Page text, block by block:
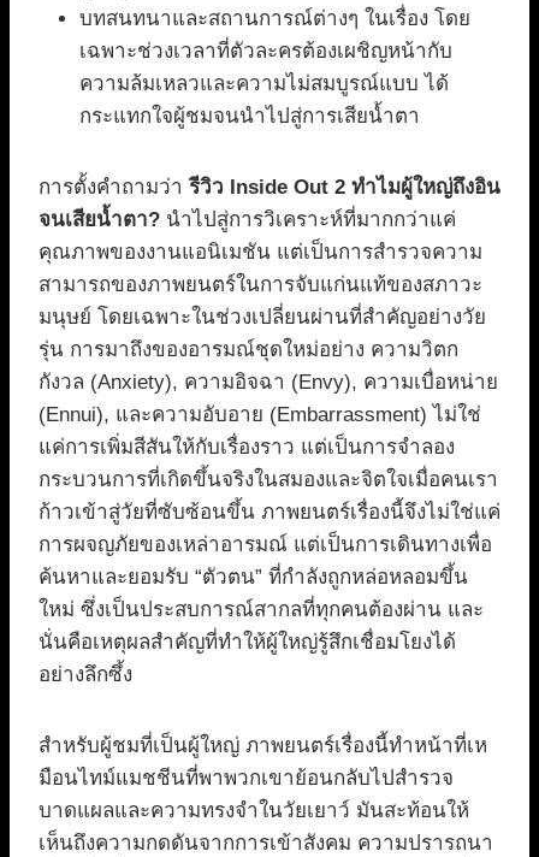
บทสนทนาและสถานการณ์ต่างๆ ในเรื่อง โดย
เฉพาะช่วงเวลาที่ตัวละครต้องเผชิญหน้ากับ
ความล้มเหลวและความไม่สมบูรณ์แบบ ได้
กระแทกใจผู้ชมจนนำไปสู่การเสียน้ำตา
การตั้งคำถามว่ารีวิว Inside Out 2 ทำไมผู้ใหญ่ถึงอิน
จนเสียน้ำตา? นำไปสู่การวิเคราะห์ที่มากกว่าแค่
คุณภาพของงานแอนิเมชัน แต่เป็นการสำรวจความ
สามารถของภาพยนตร์ในการจับแก่นแท้ของสภาวะ
มนุษย์ โดยเฉพาะในช่วงเปลี่ยนผ่านที่สำคัญอย่างวัย
รุ่น การมาถึงของอารมณ์ชุดใหม่อย่าง ความวิตก
กังวล (Anxiety), ความอิจฉา (Envy), ความเบื่อหน่าย
(Ennui), และความอับอาย (Embarrassment) ไม่ใช่
แค่การเพิ่มสีสันให้กับเรื่องราว แต่เป็นการจำลอง
กระบวนการที่เกิดขึ้นจริงในสมองและจิตใจเมื่อคนเรา
ก้าวเข้าสู่วัยที่ซับซ้อนขึ้น ภาพยนตร์เรื่องนี้จึงไม่ใช่แค่
การผจญภัยของเหล่าอารมณ์ แต่เป็นการเดินทางเพื่อ
ค้นหาและยอมรับ “ตัวตน” ที่กำลังถูกหล่อหลอมขึ้น
ใหม่ ซึ่งเป็นประสบการณ์สากลที่ทุกคนต้องผ่าน และ
นั่นคือเหตุผลสำคัญที่ทำให้ผู้ใหญ่รู้สึกเชื่อมโยงได้
อย่างลึกซึ้ง
สำหรับผู้ชมที่เป็นผู้ใหญ่ ภาพยนตร์เรื่องนี้ทำหน้าที่เห
มือนไทม์แมชชีนที่พาพวกเขาย้อนกลับไปสำรวจ
บาดแผลและความทรงจำในวัยเยาว์ มันสะท้อนให้
เห็นถึงความกดดันจากการเข้าสังคม ความปรารถนา